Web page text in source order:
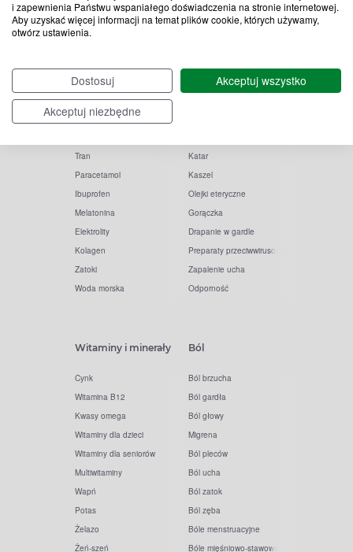
i zapewnienia Państwu wspaniałego doświadczenia na stronie internetowej.
Aby uzyskać więcej informacji na temat plików cookie, których używamy,
otwórz ustawienia.
Dostosuj
Akceptuj wszystko
Akceptuj niezbędne
Popularne zapytania
Witamina D
Witamina C
Tran
Paracetamol
Ibuprofen
Melatonina
Elektrolity
Kolagen
Zatoki
Woda morska
Przeziębienie i grypa
Katar
Kaszel
Olejki eteryczne
Gorączka
Drapanie w gardle
Preparaty przeciwwirusowe
Zapalenie ucha
Odporność
Witaminy i minerały
Cynk
Witamina B12
Kwasy omega
Witaminy dla dzieci
Witaminy dla seniorów
Multiwitaminy
Wapń
Potas
Żelazo
Żeń-szeń
Ból
Ból brzucha
Ból gardła
Ból głowy
Migrena
Ból pleców
Ból ucha
Ból zatok
Ból zęba
Bóle menstruacyjne
Bóle mięśniowo-stawowe